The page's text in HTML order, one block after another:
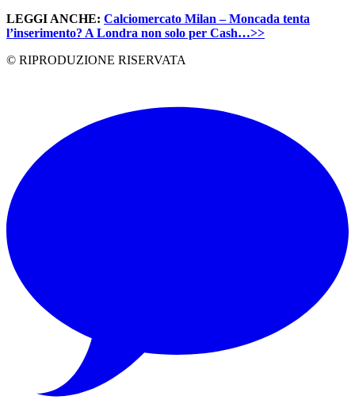
LEGGI ANCHE: Calciomercato Milan – Moncada tenta
l’inserimento? A Londra non solo per Cash…>>
© RIPRODUZIONE RISERVATA